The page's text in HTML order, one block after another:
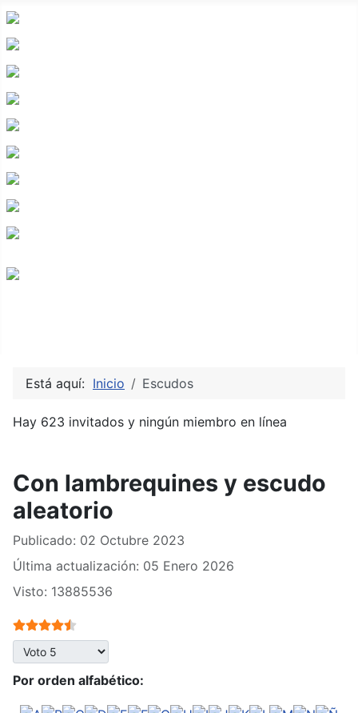
Está aquí: Inicio Escudos
Hay 623 invitados y ningún miembro en línea
Con lambrequines y escudo
aleatorio
Publicado: 02 Octubre 2023
Última actualización: 05 Enero 2026
Visto: 13885536
Ratio:4.5/
Por favor, vote
Por orden alfabético: